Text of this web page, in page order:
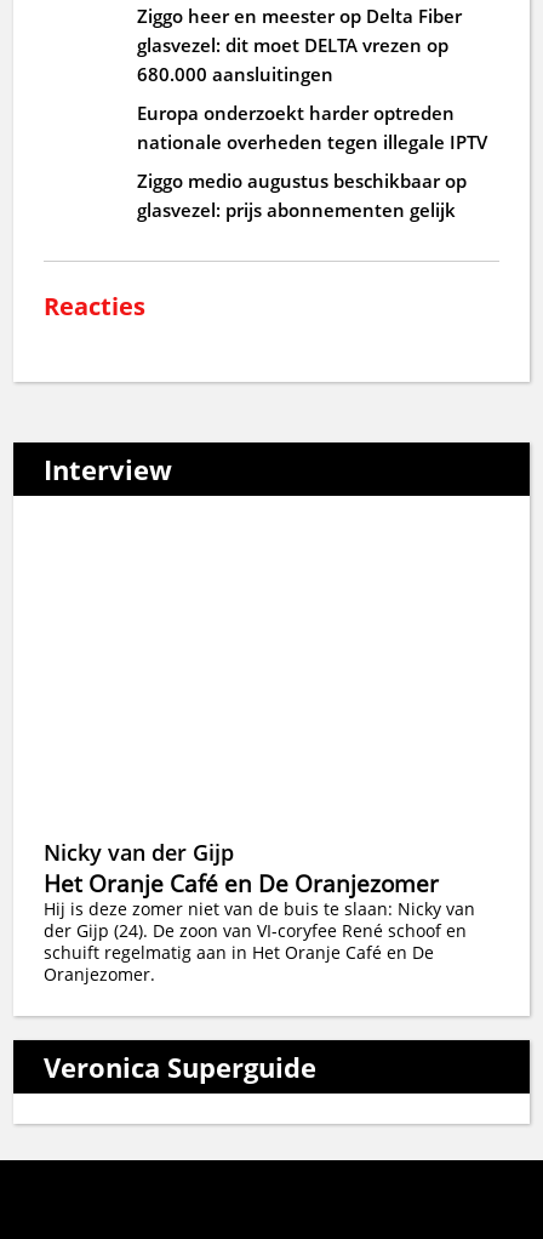
Ziggo heer en meester op Delta Fiber
glasvezel: dit moet DELTA vrezen op
680.000 aansluitingen
Europa onderzoekt harder optreden
nationale overheden tegen illegale IPTV
Ziggo medio augustus beschikbaar op
glasvezel: prijs abonnementen gelijk
Reacties
Interview
Nicky van der Gijp
Het Oranje Café en De Oranjezomer
Hij is deze zomer niet van de buis te slaan: Nicky van
der Gijp (24). De zoon van VI-coryfee René schoof en
schuift regelmatig aan in Het Oranje Café en De
Oranjezomer.
Veronica Superguide